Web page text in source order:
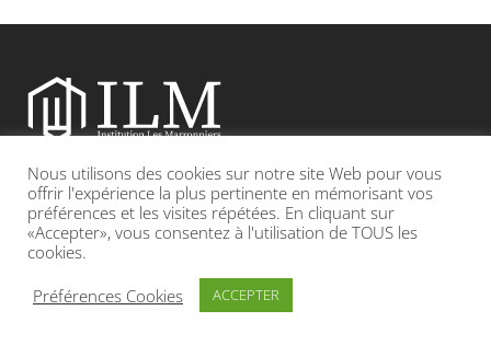
Etablissement catholique sous contrat d’association avec l’Etat
Adresse : 19, Grande rue 69420 CONDRIEU
INFOS LÉGALES POLITIQUE DE CONFIDENTIALITÉ
Nous utilisons des cookies sur notre site Web pour vous
offrir l'expérience la plus pertinente en mémorisant vos
préférences et les visites répétées. En cliquant sur
«Accepter», vous consentez à l'utilisation de TOUS les
cookies.
Préférences Cookies
ACCEPTER